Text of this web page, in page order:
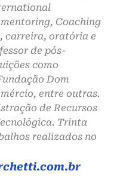
Coaching
carreira, oratória e
de pós-
como
Dom
entre outras.
de Recursos
Trinta
realizados no